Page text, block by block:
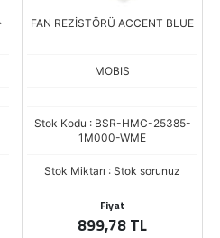
FAN REZİSTÖRÜ ACCENT BLUE
MOBIS
Stok Kodu : BSR-HMC-25385-
1M000-WME
Stok Miktarı : Stok sorunuz
Fiyat
899,78 TL